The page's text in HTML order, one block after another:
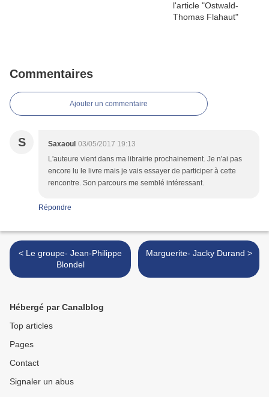
Commentaires
Ajouter un commentaire
S Saxaoul 03/05/2017 19:13
L'auteure vient dans ma librairie prochainement. Je n'ai pas
encore lu le livre mais je vais essayer de participer à cette
rencontre. Son parcours me semblé intéressant.
Répondre
< Le groupe- Jean-Philippe
Blondel
Marguerite- Jacky Durand >
Hébergé par Canalblog
Top articles
Pages
Contact
Signaler un abus